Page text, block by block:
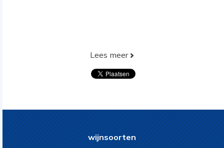
Lees meer
wijnsoorten